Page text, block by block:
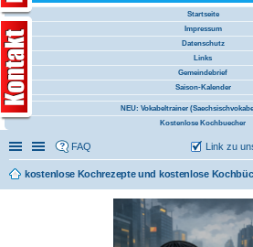
Startseite
Impressum
Datenschutz
Links
Gemeindebrief
Saison-Kalender
NEU: Vokabeltrainer
Kostenlose Kochbuecher
Schnellzugriff
Linkliste
FAQ Link zu
kostenlose Kochrezepte und kostenlose